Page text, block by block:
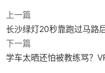
上一篇
长沙绿灯20秒靠跑过马路
下一篇
学车太晒还怕被教练骂？